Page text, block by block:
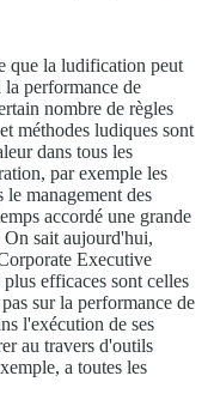
que la ludification peut
performance de
nombre de règles
méthodes ludiques sont
dans tous les
par exemple les
management des
accordé une grande
sait aujourd'hui,
Executive
efficaces sont celles
sur la performance de
l'exécution de ses
au travers d'outils
a toutes les